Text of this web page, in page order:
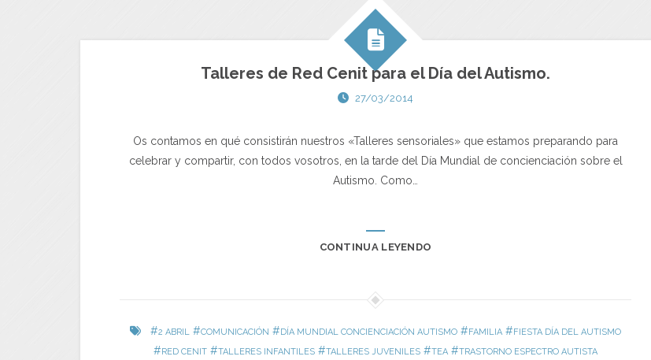
Talleres de Red Cenit para el Día del Autismo.
27/03/2014
Os contamos en qué consistirán nuestros «Talleres sensoriales» que estamos preparando para
celebrar y compartir, con todos vosotros, en la tarde del Día Mundial de concienciación sobre el
Autismo. Como…
CONTINUA LEYENDO
#2 ABRIL #COMUNICACIÓN #DÍA MUNDIAL CONCIENCIACIÓN AUTISMO #FAMILIA #FIESTA DÍA DEL AUTISMO
#RED CENIT #TALLERES INFANTILES #TALLERES JUVENILES #TEA #TRASTORNO ESPECTRO AUTISTA